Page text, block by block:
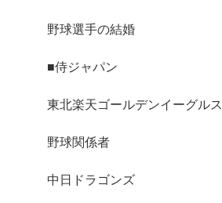
野球選手の結婚
■侍ジャパン
東北楽天ゴールデンイーグルス
野球関係者
中日ドラゴンズ